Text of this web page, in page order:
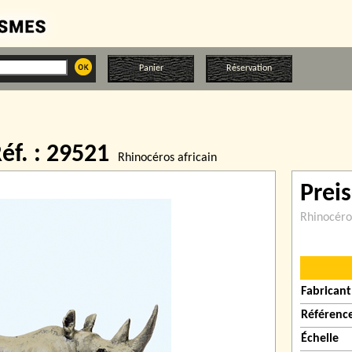
Panier Réservation
: 29521 Rhinocéros africain
Fabricant
Échelle